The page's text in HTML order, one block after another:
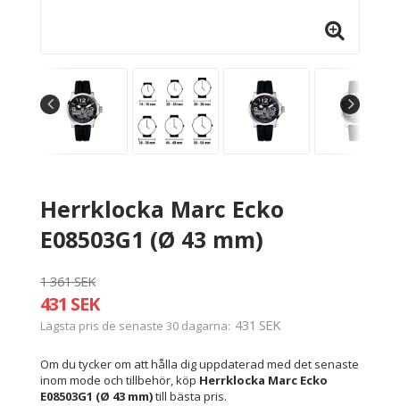
Herrklocka Marc Ecko
E08503G1 (Ø 43 mm)
1 361 SEK
431 SEK
Lägsta pris de senaste 30 dagarna 431 SEK
Om du tycker om att hålla dig uppdaterad med det senaste
inom mode och tillbehör, köp Herrklocka Marc Ecko
E08503G1 (Ø 43 mm)till bästa pris.